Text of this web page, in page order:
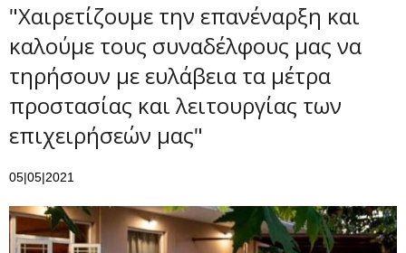
"Χαιρετίζουμε την επανέναρξη και
καλούμε τους συναδέλφους μας να
τηρήσουν με ευλάβεια τα μέτρα
προστασίας και λειτουργίας των
επιχειρήσεών μας"
05|05|2021